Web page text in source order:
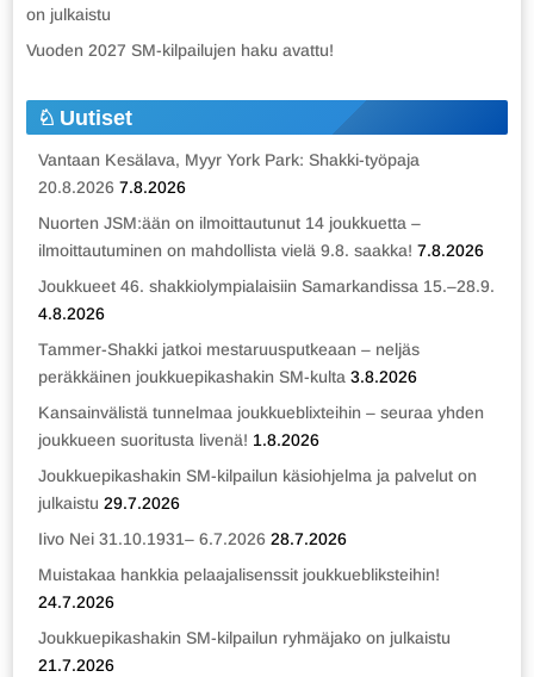
on julkaistu
Vuoden 2027 SM-kilpailujen haku avattu!
Uutiset
Vantaan Kesälava, Myyr York Park: Shakki-työpaja
20.8.2026 7.8.2026
Nuorten JSM:ään on ilmoittautunut 14 joukkuetta –
ilmoittautuminen on mahdollista vielä 9.8. saakka! 7.8.2026
Joukkueet 46. shakkiolympialaisiin Samarkandissa 15.–28.9.
4.8.2026
Tammer-Shakki jatkoi mestaruusputkeaan – neljäs
peräkkäinen joukkuepikashakin SM-kulta 3.8.2026
Kansainvälistä tunnelmaa joukkueblixteihin – seuraa yhden
joukkueen suoritusta livenä! 1.8.2026
Joukkuepikashakin SM-kilpailun käsiohjelma ja palvelut on
julkaistu 29.7.2026
Iivo Nei 31.10.1931– 6.7.2026 28.7.2026
Muistakaa hankkia pelaajalisenssit joukkuebliksteihin!
24.7.2026
Joukkuepikashakin SM-kilpailun ryhmäjako on julkaistu
21.7.2026